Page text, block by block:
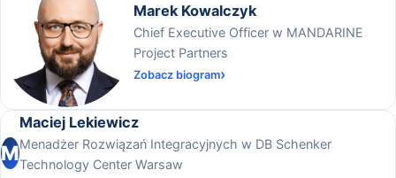
Marek Kowalczyk
Chief Executive Officer w MANDARINE
Project Partners
Zobacz biogram
M
Maciej Lekiewicz
Menadżer Rozwiązań Integracyjnych w DB Schenker
Technology Center Warsaw